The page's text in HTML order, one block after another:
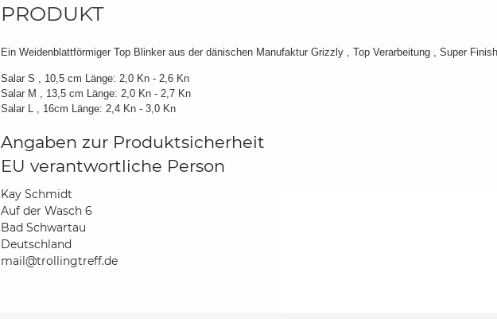
PRODUKT
Ein Weidenblattförmiger Top Blinker aus der dänischen Manufaktur Grizzly , Top Verarbeitung , Super Finish
Salar S , 10,5 cm Länge: 2,0 Kn - 2,6 Kn
Salar M , 13,5 cm Länge: 2,0 Kn - 2,7 Kn
Salar L , 16cm Länge: 2,4 Kn - 3,0 Kn
Angaben zur Produktsicherheit
EU verantwortliche Person
Kay Schmidt
Auf der Wasch 6
Bad Schwartau
Deutschland
mail@trollingtreff.de